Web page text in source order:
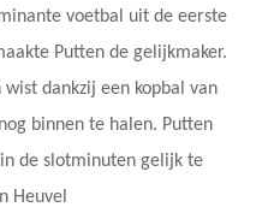
voetbal uit de eerste
Putten de gelijkmaker.
wist dankzij een kopbal van
binnen te halen. Putten
de slotminuten gelijk te
Heuvel